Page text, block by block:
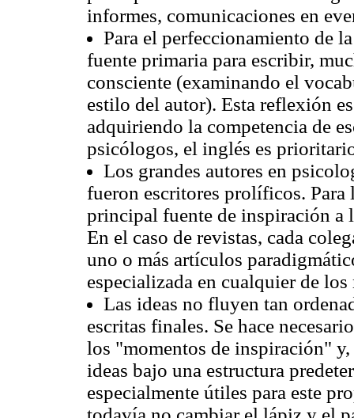
informes, comunicaciones en
Para el perfeccionamiento de
fuente primaria para escribir,
consciente (examinando el
estilo del autor). Esta reflexión
adquiriendo la competencia de
psicólogos, el inglés es
Los grandes autores en
fueron escritores prolíficos.
principal fuente de inspiración a
En el caso de revistas, cada
uno o más artículos
especializada en cualquier de
Las ideas no fluyen tan
escritas finales. Se hace
los "momentos de inspiración"
ideas bajo una estructura
especialmente útiles para este